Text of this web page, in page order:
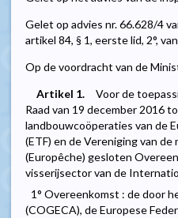
Gelet op advies nr. 66.628/4
artikel 84, § 1, eerste lid, 2°,
Op de voordracht van de
Artikel 1.
Voor de
Raad van 19 december 2016
landbouwcoöperaties van de
(ETF) en de Vereniging van
(Europêche) gesloten
visserijsector van de
1° Overeenkomst : de door
(COGECA), de Europese